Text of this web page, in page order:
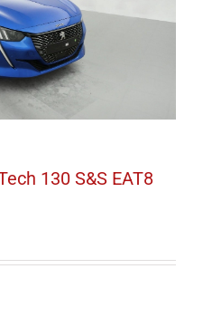
130 S&S EAT8